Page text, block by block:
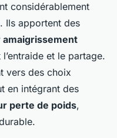
considérablement
Ils apportent des
et le partage.
vers des choix
en intégrant des
perte de poids,